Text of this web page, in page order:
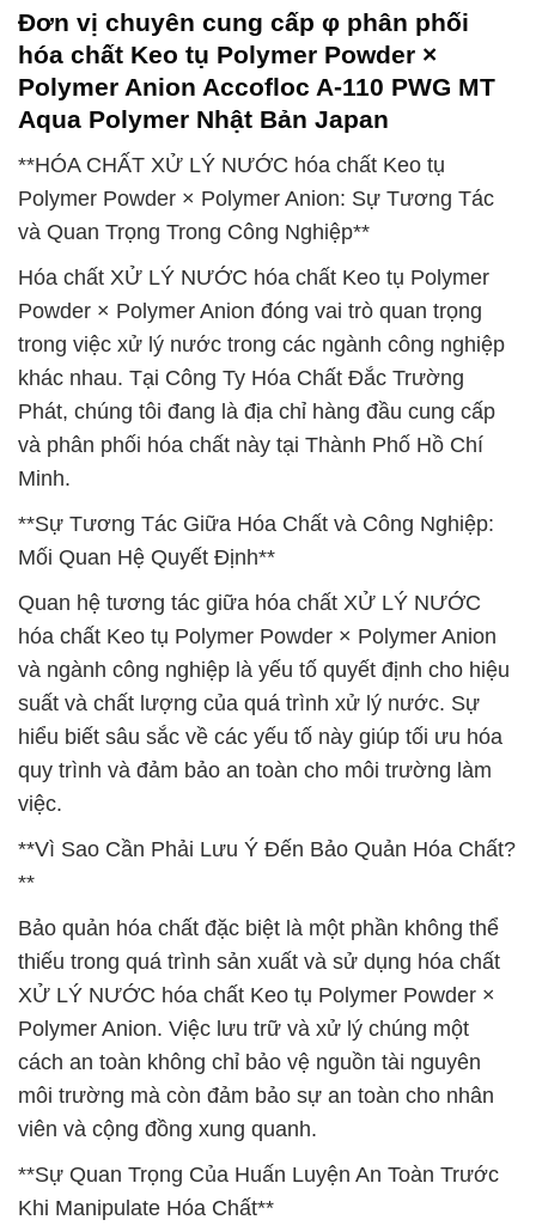
Đơn vị chuyên cung cấp φ phân phối
hóa chất Keo tụ Polymer Powder ×
Polymer Anion Accofloc A-110 PWG MT
Aqua Polymer Nhật Bản Japan
**HÓA CHẤT XỬ LÝ NƯỚC hóa chất Keo tụ
Polymer Powder × Polymer Anion: Sự Tương Tác
và Quan Trọng Trong Công Nghiệp**
Hóa chất XỬ LÝ NƯỚC hóa chất Keo tụ Polymer
Powder × Polymer Anion đóng vai trò quan trọng
trong việc xử lý nước trong các ngành công nghiệp
khác nhau. Tại Công Ty Hóa Chất Đắc Trường
Phát, chúng tôi đang là địa chỉ hàng đầu cung cấp
và phân phối hóa chất này tại Thành Phố Hồ Chí
Minh.
**Sự Tương Tác Giữa Hóa Chất và Công Nghiệp:
Mối Quan Hệ Quyết Định**
Quan hệ tương tác giữa hóa chất XỬ LÝ NƯỚC
hóa chất Keo tụ Polymer Powder × Polymer Anion
và ngành công nghiệp là yếu tố quyết định cho hiệu
suất và chất lượng của quá trình xử lý nước. Sự
hiểu biết sâu sắc về các yếu tố này giúp tối ưu hóa
quy trình và đảm bảo an toàn cho môi trường làm
việc.
**Vì Sao Cần Phải Lưu Ý Đến Bảo Quản Hóa Chất?
**
Bảo quản hóa chất đặc biệt là một phần không thể
thiếu trong quá trình sản xuất và sử dụng hóa chất
XỬ LÝ NƯỚC hóa chất Keo tụ Polymer Powder ×
Polymer Anion. Việc lưu trữ và xử lý chúng một
cách an toàn không chỉ bảo vệ nguồn tài nguyên
môi trường mà còn đảm bảo sự an toàn cho nhân
viên và cộng đồng xung quanh.
**Sự Quan Trọng Của Huấn Luyện An Toàn Trước
Khi Manipulate Hóa Chất**